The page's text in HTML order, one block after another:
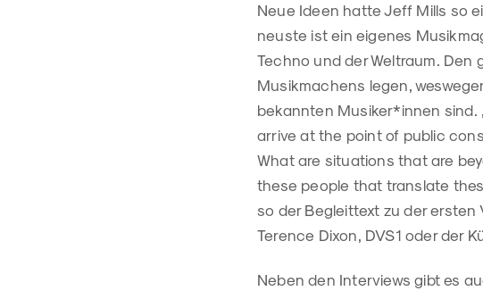
Neue Ideen hatte Jeff Mills so
neuste ist ein eigenes
Techno und der Weltraum. Den
Musikmachens legen,
bekannten Musiker*innen sind.
arrive at the point of public
What are situations that are
these people that translate
so der Begleittext zu der ersten
Terence Dixon, DVS1 oder der
Neben den Interviews gibt es